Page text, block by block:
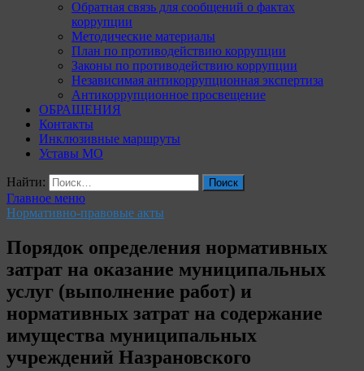
Обратная связь для сообщений о фактах
коррупции
Методические материалы
План по противодействию коррупции
Законы по противодействию коррупции
Независимая антикоррупционная экспертиза
Антикоррупционное просвещение
ОБРАЩЕНИЯ
Контакты
Инклюзивные маршруты
Уставы МО
Найти:
Главное меню
Нормативно-правовые акты
Порядок определения нормативных
затрат на оказание муниципальных
услуг (выполнение работ) и
нормативных затрат на содержание
имущества муниципальных
учреждений Назрановского